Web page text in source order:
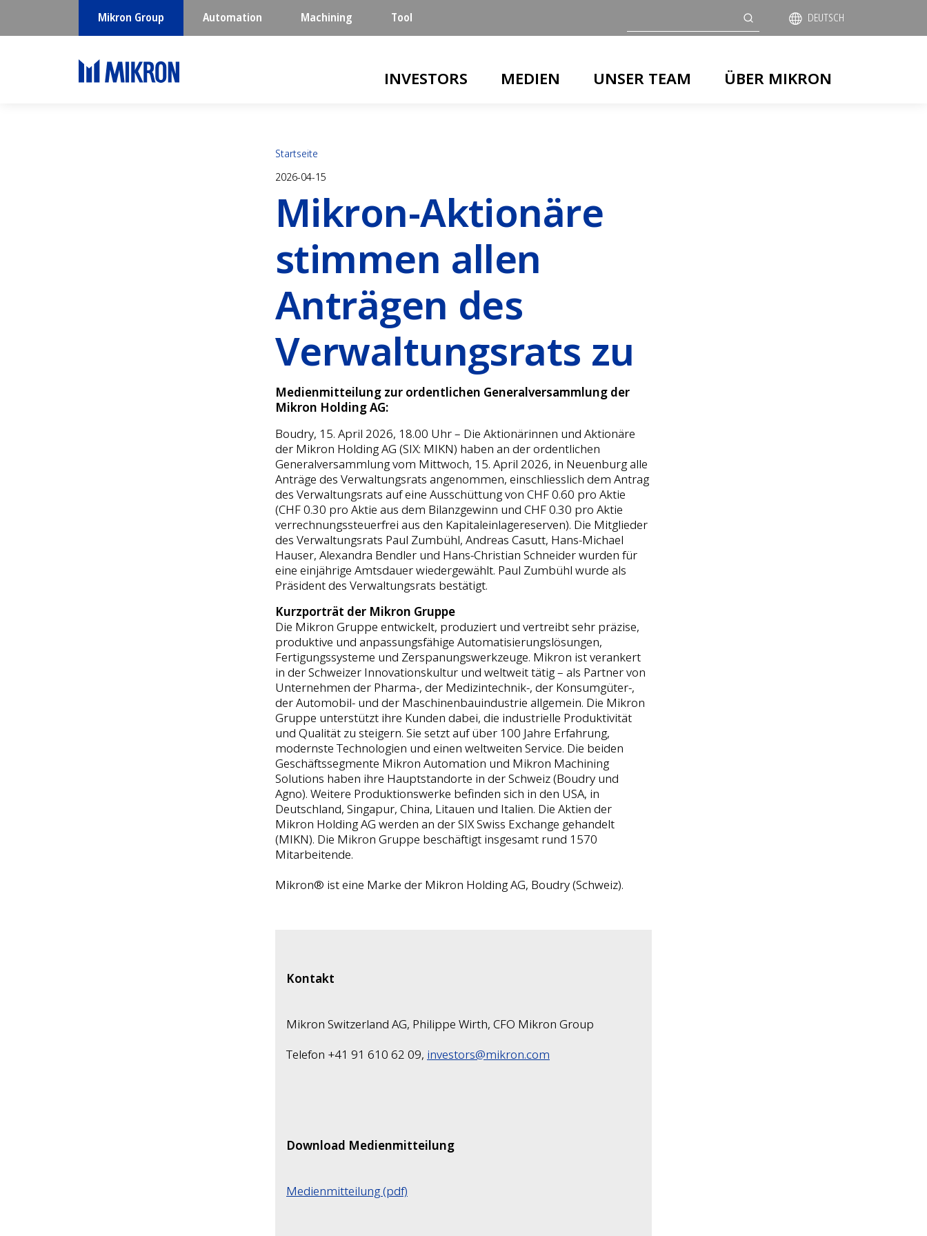
Mikron Group Automation Machining Tool DEUTSCH
INVESTORS MEDIEN UNSER TEAM ÜBER MIKRON
Startseite
2026-04-15
Mikron-Aktionäre
stimmen allen
Anträgen des
Verwaltungsrats zu
Medienmitteilung zur ordentlichen Generalversammlung der
Mikron Holding AG:
Boudry, 15. April 2026, 18.00 Uhr – Die Aktionärinnen und Aktionäre
der Mikron Holding AG (SIX: MIKN) haben an der ordentlichen
Generalversammlung vom Mittwoch, 15. April 2026, in Neuenburg alle
Anträge des Verwaltungsrats angenommen, einschliesslich dem Antrag
des Verwaltungsrats auf eine Ausschüttung von CHF 0.60 pro Aktie
(CHF 0.30 pro Aktie aus dem Bilanzgewinn und CHF 0.30 pro Aktie
verrechnungssteuerfrei aus den Kapitaleinlagereserven). Die Mitglieder
des Verwaltungsrats Paul Zumbühl, Andreas Casutt, Hans-Michael
Hauser, Alexandra Bendler und Hans-Christian Schneider wurden für
eine einjährige Amtsdauer wiedergewählt. Paul Zumbühl wurde als
Präsident des Verwaltungsrats bestätigt.
Kurzporträt der Mikron Gruppe
Die Mikron Gruppe entwickelt, produziert und vertreibt sehr präzise,
produktive und anpassungsfähige Automatisierungslösungen,
Fertigungssysteme und Zerspanungswerkzeuge. Mikron ist verankert
in der Schweizer Innovationskultur und weltweit tätig – als Partner von
Unternehmen der Pharma-, der Medizintechnik-, der Konsumgüter-,
der Automobil- und der Maschinenbauindustrie allgemein. Die Mikron
Gruppe unterstützt ihre Kunden dabei, die industrielle Produktivität
und Qualität zu steigern. Sie setzt auf über 100 Jahre Erfahrung,
modernste Technologien und einen weltweiten Service. Die beiden
Geschäftssegmente Mikron Automation und Mikron Machining
Solutions haben ihre Hauptstandorte in der Schweiz (Boudry und
Agno). Weitere Produktionswerke befinden sich in den USA, in
Deutschland, Singapur, China, Litauen und Italien. Die Aktien der
Mikron Holding AG werden an der SIX Swiss Exchange gehandelt
(MIKN). Die Mikron Gruppe beschäftigt insgesamt rund 1570
Mitarbeitende.
Mikron® ist eine Marke der Mikron Holding AG, Boudry (Schweiz).
Kontakt
Mikron Switzerland AG, Philippe Wirth, CFO Mikron Group
Telefon +41 91 610 62 09, investors@mikron.com
Download Medienmitteilung
Medienmitteilung (pdf)